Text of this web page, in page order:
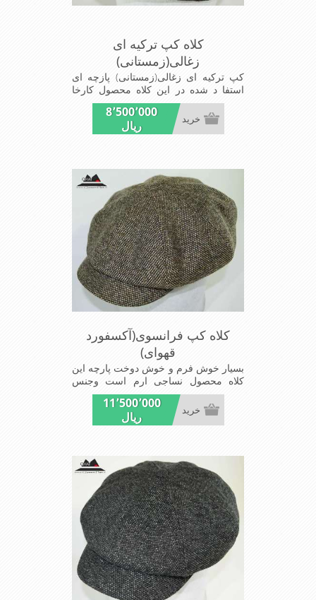
کلاه کپ ترکیه ای
زغالی(زمستانی)
کپ ترکیه ای زغالی(زمستانی) پازچه ای
استفا د شده در این کلاه محصول کارخا
نجات نساجی ارم و نخ استفاده شد در
بافت پارچه ازالیاف اکرلیک است شیک و
مناسب افراد خوش پوش جنس عالی
8٬500٬000
ریال
خرید
کلاه کپ فرانسوی(آکسفورد
قهوای)
بسیار خوش فرم و خوش دوخت پارچه این
کلاه محصول نساجی ارم است وجنس
پارچه این کلاه ضخامت پالتو رادارامی
باشد شیک و مد روز سبک و راحت
11٬500٬000
ریال
خرید